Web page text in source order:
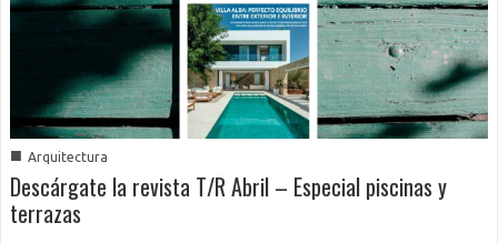
■ Arquitectura
Descárgate la revista T/R Abril – Especial piscinas y
terrazas